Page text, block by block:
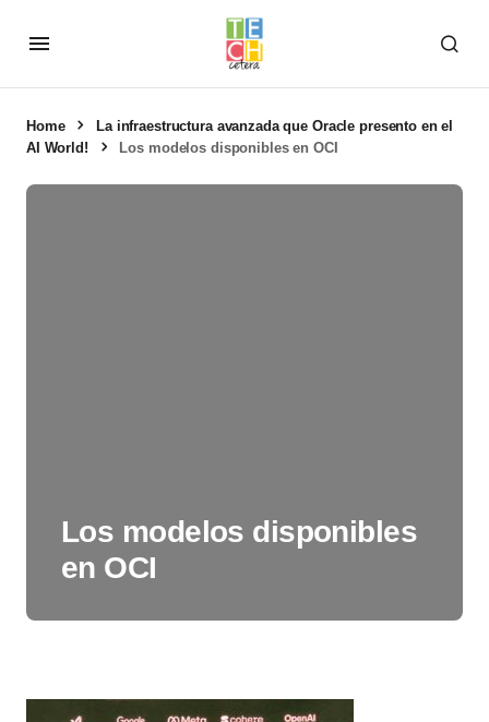
Home
La infraestructura avanzada que Oracle presento en el
AI World!
Los modelos disponibles en OCI
Los modelos disponibles
en OCI